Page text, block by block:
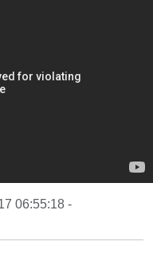
06:55:18 -